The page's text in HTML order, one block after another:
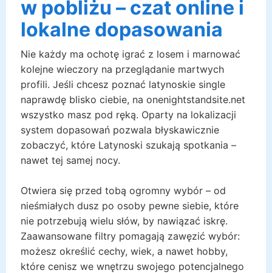
w pobliżu – czat online i
lokalne dopasowania
Nie każdy ma ochotę igrać z losem i marnować
kolejne wieczory na przeglądanie martwych
profili. Jeśli chcesz poznać latynoskie single
naprawdę blisko ciebie, na onenightstandsite.net
wszystko masz pod ręką. Oparty na lokalizacji
system dopasowań pozwala błyskawicznie
zobaczyć, które Latynoski szukają spotkania –
nawet tej samej nocy.
Otwiera się przed tobą ogromny wybór – od
nieśmiałych dusz po osoby pewne siebie, które
nie potrzebują wielu słów, by nawiązać iskrę.
Zaawansowane filtry pomagają zawęzić wybór:
możesz określić cechy, wiek, a nawet hobby,
które cenisz we wnętrzu swojego potencjalnego